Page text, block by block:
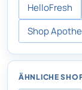
HelloFresh
Shop
ÄHNLICHE